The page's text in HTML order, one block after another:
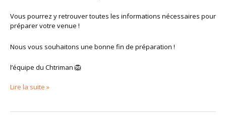
Vous pourrez y retrouver toutes les informations nécessaires pour
préparer votre venue !
Nous vous souhaitons une bonne fin de préparation !
l’équipe du Chtriman 🦁
Lire la suite »